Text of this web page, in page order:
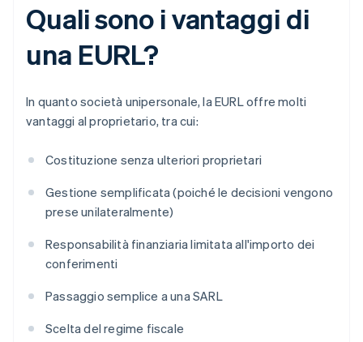
Quali sono i vantaggi di
una EURL?
In quanto società unipersonale, la EURL offre molti
vantaggi al proprietario, tra cui:
Costituzione senza ulteriori proprietari
Gestione semplificata (poiché le decisioni vengono
prese unilateralmente)
Responsabilità finanziaria limitata all'importo dei
conferimenti
Passaggio semplice a una SARL
Scelta del regime fiscale